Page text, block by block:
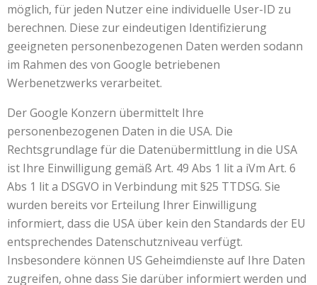
möglich, für jeden Nutzer eine individuelle User-ID zu
berechnen. Diese zur eindeutigen Identifizierung
geeigneten personenbezogenen Daten werden sodann
im Rahmen des von Google betriebenen
Werbenetzwerks verarbeitet.
Der Google Konzern übermittelt Ihre
personenbezogenen Daten in die USA. Die
Rechtsgrundlage für die Datenübermittlung in die USA
ist Ihre Einwilligung gemäß Art. 49 Abs 1 lit a iVm Art. 6
Abs 1 lit a DSGVO in Verbindung mit §25 TTDSG. Sie
wurden bereits vor Erteilung Ihrer Einwilligung
informiert, dass die USA über kein den Standards der EU
entsprechendes Datenschutzniveau verfügt.
Insbesondere können US Geheimdienste auf Ihre Daten
zugreifen, ohne dass Sie darüber informiert werden und